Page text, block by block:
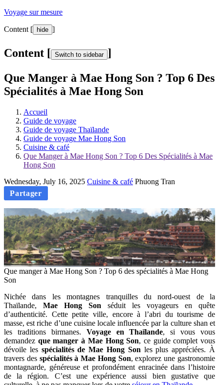
Voyage sur mesure
Content [ hide ]
Content [ Switch to sidebar ]
Que Manger à Mae Hong Son ? Top 6 Des
Spécialités à Mae Hong Son
Accueil
Guide de voyage
Guide de voyage Thaïlande
Guide de voyage Mae Hong Son
Cuisine & café
Que Manger à Mae Hong Son ? Top 6 Des Spécialités à Mae
Hong Son
Wednesday, July 16, 2025 Cuisine & café Phuong Tran
Partager
Que manger à Mae Hong Son ? Top 6 des spécialités à Mae Hong
Son
Nichée dans les montagnes tranquilles du nord-ouest de la
Thaïlande, Mae Hong Son séduit les voyageurs en quête
d’authenticité. Cette petite ville, encore à l’abri du tourisme de
masse, est riche d’une cuisine locale influencée par la culture shan et
les traditions birmanes. Voyage en Thaïlande, si vous vous
demandez que manger à Mae Hong Son, ce guide complet vous
dévoile lesspécialités de Mae Hong Son les plus appréciées. À
travers des spécialités à Mae Hong Son, explorez une gastronomie
montagnarde, généreuse et profondément enracinée dans l’histoire
de la région. C’est une expérience aussi bien gustative que